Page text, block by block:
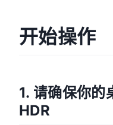
开始操作
1. 请确保你的
HDR